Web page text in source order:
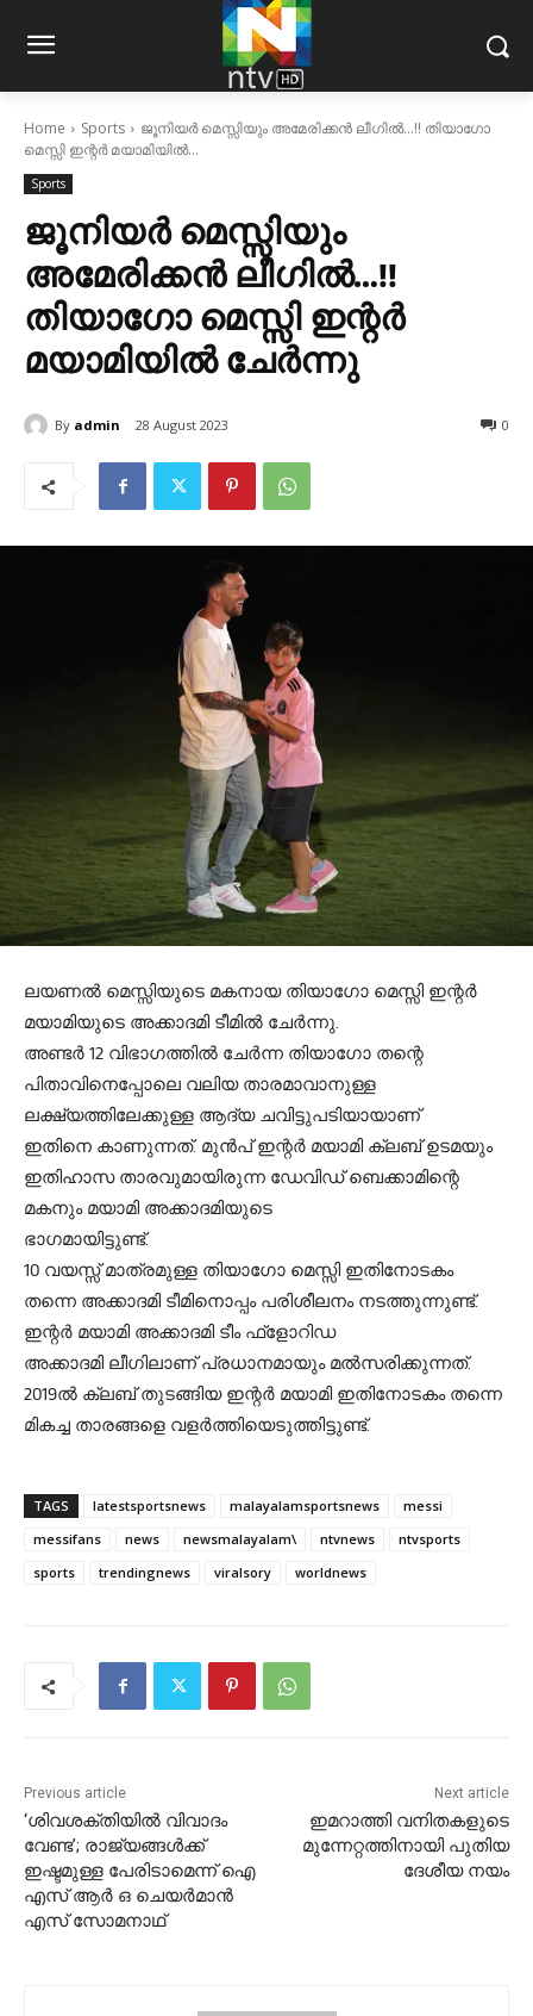
Home Sports
ജൂനിയര്‍ മെസ്സിയും അമേരിക്കന്‍ ലീഗില്‍…!! തിയാഗോ
മെസ്സി ഇന്റര്‍ മയാമിയില്‍...
Sports
ജൂനിയര്‍ മെസ്സിയും
അമേരിക്കന്‍ ലീഗില്‍…!!
തിയാഗോ മെസ്സി ഇന്റര്‍
മയാമിയില്‍ ചേര്‍ന്നു
By admin 28 August 2023 0
ലയണല്‍ മെസ്സിയുടെ മകനായ തിയാഗോ മെസ്സി ഇന്റര്‍
മയാമിയുടെ അക്കാദമി ടീമില്‍ ചേര്‍ന്നു.
അണ്ടര്‍ 12 വിഭാഗത്തില്‍ ചേര്‍ന്ന തിയാഗോ തന്റെ
പിതാവിനെപ്പോലെ വലിയ താരമാവാനുള്ള
ലക്ഷ്യത്തിലേക്കുള്ള ആദ്യ ചവിട്ടുപടിയായാണ്
ഇതിനെ കാണുന്നത്. മുന്‍പ് ഇന്റര്‍ മയാമി ക്ലബ് ഉടമയും
ഇതിഹാസ താരവുമായിരുന്ന ഡേവിഡ് ബെക്കാമിന്റെ
മകനും മയാമി അക്കാദമിയുടെ
ഭാഗമായിട്ടുണ്ട്.
10 വയസ്സ് മാത്രമുള്ള തിയാഗോ മെസ്സി ഇതിനോടകം
തന്നെ അക്കാദമി ടീമിനൊപ്പം പരിശീലനം നടത്തുന്നുണ്ട്.
ഇന്റര്‍ മയാമി അക്കാദമി ടീം ഫ്‌ളോറിഡ
അക്കാദമി ലീഗിലാണ് പ്രധാനമായും മല്‍സരിക്കുന്നത്.
2019ല്‍ ക്ലബ് തുടങ്ങിയ ഇന്റര്‍ മയാമി ഇതിനോടകം തന്നെ
മികച്ച താരങ്ങളെ വളര്‍ത്തിയെടുത്തിട്ടുണ്ട്.
TAGS latestsportsnews malayalamsportsnews
messi
messifans
news newsmalayalam\ ntvnews
ntvsports
sports
trendingnews viralsory worldnews
Previous article
‘ശിവശക്തിയിൽ വിവാദം
വേണ്ട’; രാജ്യങ്ങൾക്ക്
ഇഷ്ടമുള്ള പേരിടാമെന്ന് ഐ
എസ് ആർ ഒ ചെയർമാൻ
എസ് സോമനാഥ്
Next article
ഇമറാത്തി വനിതകളുടെ
മുന്നേറ്റത്തിനായി പുതിയ
ദേശീയ നയം